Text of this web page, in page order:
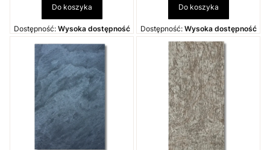
Do koszyka
Dostępność: Wysoka dostępność
Do koszyka
Dostępność: Wysoka dostępność